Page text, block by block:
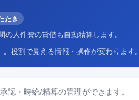
たき
人件費の貸借も自動精算します。
役割で見える情報・操作が変わります。
認・時給/精算の管理ができます。